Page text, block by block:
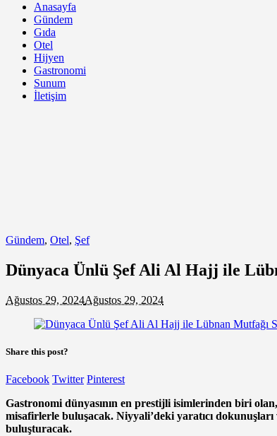
Anasayfa
Gündem
Gıda
Otel
Hijyen
Gastronomi
Sunum
İletişim
Gündem, Otel, Şef
Dünyaca Ünlü Şef Ali Al Hajj ile
Ağustos 29, 2024Ağustos 29, 2024
Share this post?
Facebook Twitter Pinterest
Gastronomi dünyasının en prestijli isimlerinden biri
misafirlerle buluşacak. Niyyali’deki yaratıcı
buluşturacak.